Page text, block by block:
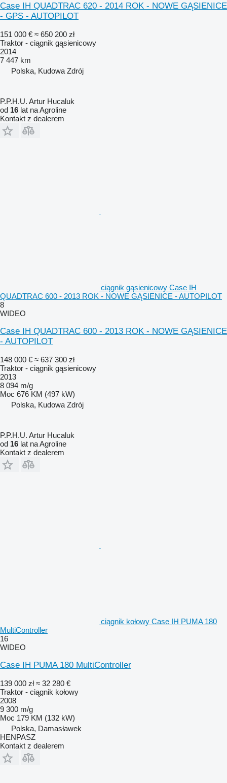
Case IH QUADTRAC 620 - 2014 ROK - NOWE GĄSIENICE
- GPS - AUTOPILOT
151 000 € ≈ 650 200 zł
Traktor - ciągnik gąsienicowy
2014
7 447 km
Polska, Kudowa Zdrój
P.P.H.U. Artur Hucaluk
od 16 lat na Agroline
Kontakt z dealerem
ciągnik gąsienicowy Case IH
QUADTRAC 600 - 2013 ROK - NOWE GĄSIENICE - AUTOPILOT
8
WIDEO
Case IH QUADTRAC 600 - 2013 ROK - NOWE GĄSIENICE
- AUTOPILOT
148 000 € ≈ 637 300 zł
Traktor - ciągnik gąsienicowy
2013
8 094 m/g
Moc 676 KM (497 kW)
Polska, Kudowa Zdrój
P.P.H.U. Artur Hucaluk
od 16 lat na Agroline
Kontakt z dealerem
ciągnik kołowy Case IH PUMA 180
MultiController
16
WIDEO
Case IH PUMA 180 MultiController
139 000 zł ≈ 32 280 €
Traktor - ciągnik kołowy
2008
9 300 m/g
Moc 179 KM (132 kW)
Polska, Damasławek
HENPASZ
Kontakt z dealerem